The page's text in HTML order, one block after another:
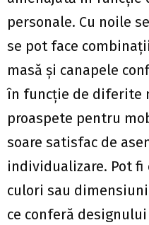
personale. Cu noile
se pot face
masă și canapele
în funcție de diferite
proaspete pentru
soare satisfac de
individualizare. Pot
culori sau
ce conferă